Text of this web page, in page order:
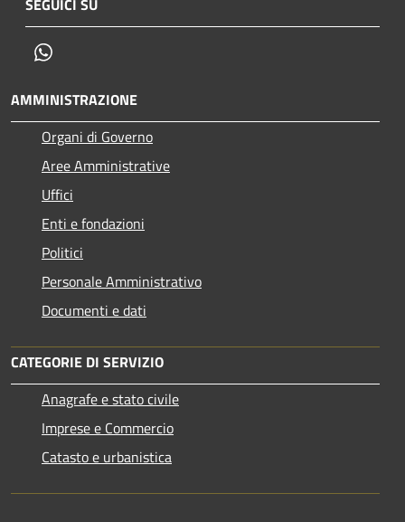
SEGUICI SU
AMMINISTRAZIONE
Organi di Governo
Aree Amministrative
Uffici
Enti e fondazioni
Politici
Personale Amministrativo
Documenti e dati
CATEGORIE DI SERVIZIO
Anagrafe e stato civile
Imprese e Commercio
Catasto e urbanistica